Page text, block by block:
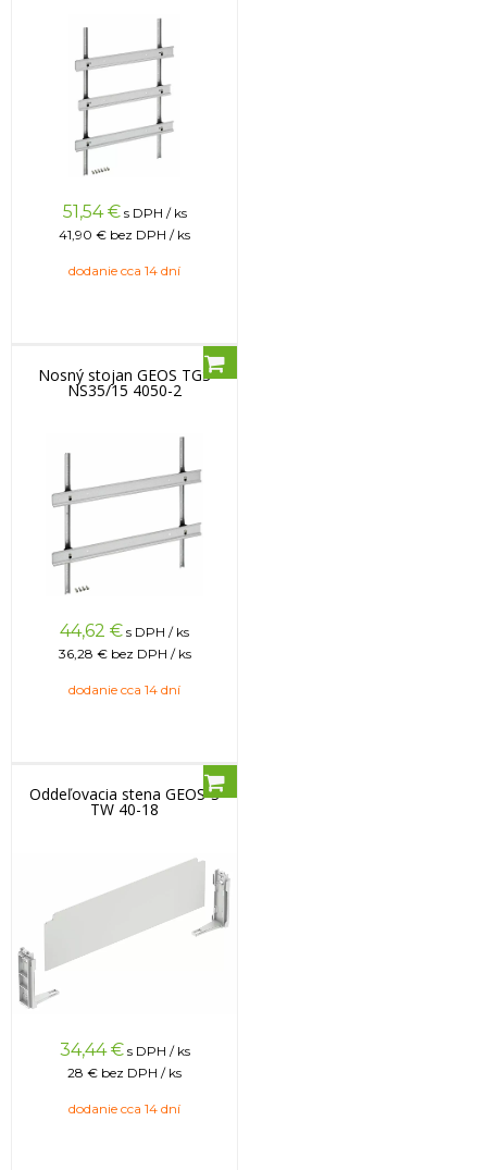
51,54 € s DPH / ks
41,90 € bez DPH / ks
dodanie cca 14 dní
Nosný stojan GEOS TGS
NS35/15 4050-2
44,62 € s DPH / ks
36,28 € bez DPH / ks
dodanie cca 14 dní
Oddeľovacia stena GEOS-S
TW 40-18
34,44 € s DPH / ks
28 € bez DPH / ks
dodanie cca 14 dní